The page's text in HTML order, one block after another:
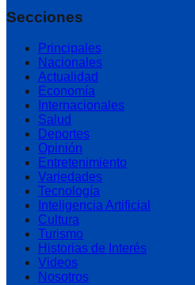
Secciones
Principales
Nacionales
Actualidad
Economía
Internacionales
Salud
Deportes
Opinión
Entretenimiento
Variedades
Tecnología
Inteligencia Artificial
Cultura
Turismo
Historias de Interés
Videos
Nosotros